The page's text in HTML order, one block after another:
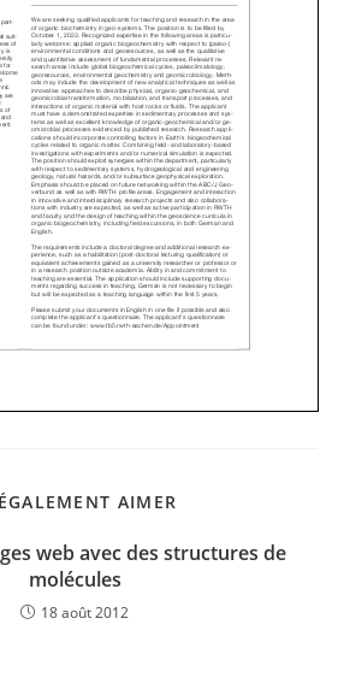
AIMER
web avec des structures de
molécules
18 août 2012